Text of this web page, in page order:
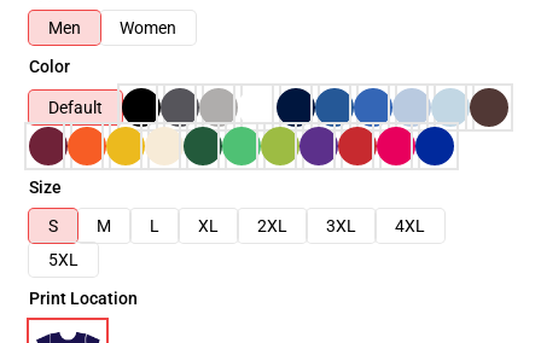
Men
Women
Color
Default
Size
S
M L XL 2XL 3XL
4XL
5XL
Print Location